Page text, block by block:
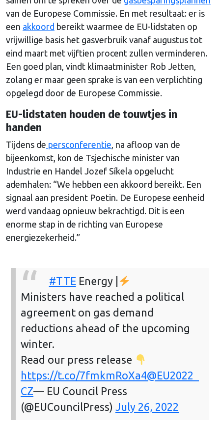
van de Europese Commissie. En met resultaat: er is
een akkoord bereikt waarmee de EU-lidstaten op
vrijwillige basis het gasverbruik vanaf augustus tot
eind maart met vijftien procent zullen verminderen.
Een goed plan, vindt klimaatminister Rob Jetten,
zolang er maar geen sprake is van een verplichting
opgelegd door de Europese Commissie.
EU-lidstaten houden de touwtjes in
handen
Tijdens de persconferentie , na afloop van de
bijeenkomst, kon de Tsjechische minister van
Industrie en Handel Jozef Síkela opgelucht
ademhalen: “We hebben een akkoord bereikt. Een
signaal aan president Poetin. De Europese eenheid
werd vandaag opnieuw bekrachtigd. Dit is een
enorme stap in de richting van Europese
energiezekerheid.”
#TTEEnergy |
Ministers have reached a political
agreement on gas demand
reductions ahead of the upcoming
winter.
Read our press release
https://t.co/7fmkmRoXa4@EU2022_
CZ— EU Council Press
(@EUCouncilPress) July 26, 2022